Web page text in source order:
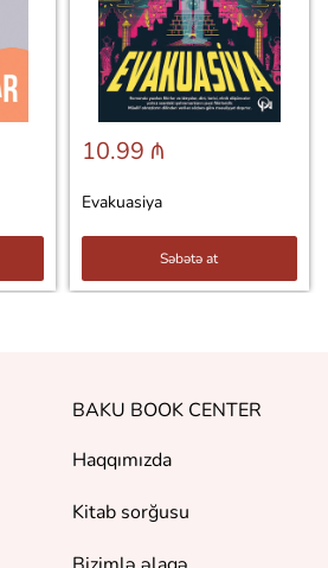
10.99 ₼
Evakuasiya
Səbətə at
BAKU BOOK CENTER
Haqqımızda
Kitab sorğusu